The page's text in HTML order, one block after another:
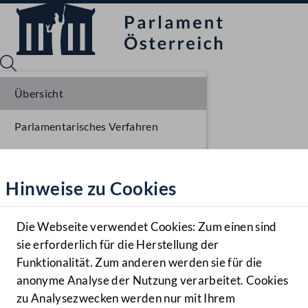
Hilfe
Benutzer
Navigationsmenü öffnen
MENÜ
Hinweise zu Cookies
Die Webseite verwendet Cookies: Zum einen sind
sie erforderlich für die Herstellung der
Funktionalität. Zum anderen werden sie für die
anonyme Analyse der Nutzung verarbeitet. Cookies
zu Analysezwecken werden nur mit Ihrem
Übersicht
Parlamentarisches Verfahren
Liste der Rednerinnen und Redner
Sitzungsdokumente